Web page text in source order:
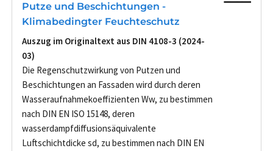
Putze und Beschichtungen -
Klimabedingter Feuchteschutz
Auszug im Originaltext aus DIN 4108-3 (2024-
03)
Die Regenschutzwirkung von Putzen und
Beschichtungen an Fassaden wird durch deren
Wasseraufnahmekoeffizienten Ww, zu bestimmen
nach DIN EN ISO 15148, deren
wasserdampfdiffusionsäquivalente
Luftschichtdicke sd, zu bestimmen nach DIN EN